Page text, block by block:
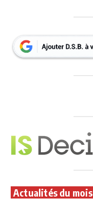
Actualités du mois